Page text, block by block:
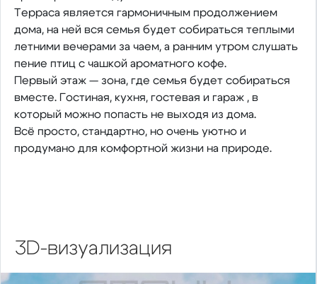
Терраса является гармоничным продолжением
дома, на ней вся семья будет собираться теплыми
летними вечерами за чаем, а ранним утром слушать
пение птиц с чашкой ароматного кофе.
Первый этаж — зона, где семья будет собираться
вместе. Гостиная, кухня, гостевая и гараж , в
который можно попасть не выходя из дома.
Всё просто, стандартно, но очень уютно и
продумано для комфортной жизни на природе.
3D-визуализация